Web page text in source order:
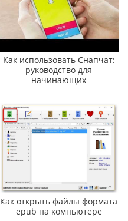
Как использовать Снапчат:
руководство для
начинающих
Как открыть файлы формата
epub на компьютере